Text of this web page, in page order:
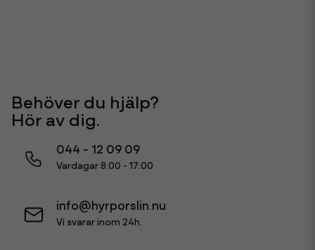
Behöver du hjälp?
Hör av dig.
044 - 12 09 09
Vardagar 8:00 - 17:00
info@hyrporslin.nu
Vi svarar inom 24h.